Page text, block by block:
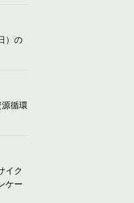
）の
源循環
イク
ケー